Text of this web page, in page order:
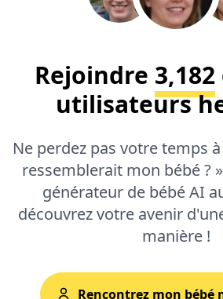
Rejoindre 3,182
utilisateurs
Ne perdez pas votre temps
ressemblerait mon bébé ?
générateur de bébé AI
découvrez votre avenir
manière !
Rencontrez mon